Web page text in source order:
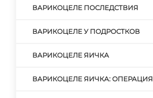
ВАРИКОЦЕЛЕ ПОСЛЕДСТВИЯ
ВАРИКОЦЕЛЕ У ПОДРОСТКОВ
ВАРИКОЦЕЛЕ ЯИЧКА
ВАРИКОЦЕЛЕ ЯИЧКА: ОПЕРАЦИЯ